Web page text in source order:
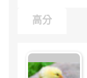
高分